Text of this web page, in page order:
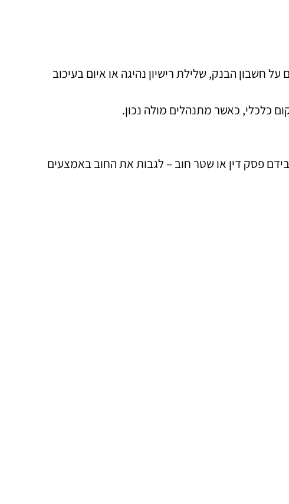
חשבון הבנק, שלילת רישיון נהיגה או איום בעיכוב
כלכלי, כאשר מתנהלים מולה נכון.
פסק דין או שטר חוב – לגבות את החוב באמצעים